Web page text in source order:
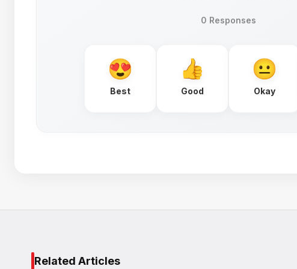
0 Responses
Best Good Okay
Related Articles